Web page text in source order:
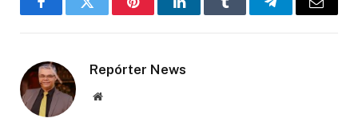
FacebookTwitter PinterestLinkedInTumblr TelegramEmail
Repórter News
Website